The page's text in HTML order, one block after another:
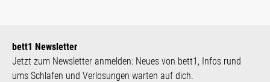
bett1 Newsletter
Jetzt zum Newsletter anmelden: Neues von bett1, Infos rund
ums Schlafen und Verlosungen warten auf dich.